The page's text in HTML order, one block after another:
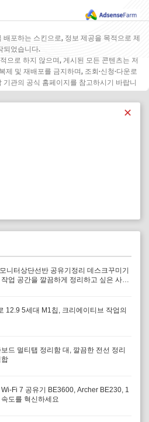
포하는 스킨으로, 정보 제공을 목적으로 제
되었습니다.
으로 하지 않으며, 게시된 모든 콘텐츠는 저
제 및 재배포를 금지하며, 조회·신청·다운로
관의 공식 홈페이지를 참고하시기 바랍니
✕
니터상단선반 공유기정리 데스크꾸미기
업 공간을 깔끔하게 정리하고 싶은 사람
12.9 5세대 M1칩, 크리에이티브 작업의
드 멀티탭 정리함 대, 깔끔한 전선 정리
합
Fi 7 공유기 BE3600, Archer BE230, 1
도를 혁신하세요